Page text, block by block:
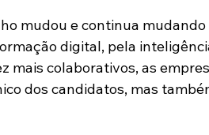
mudou e continua
digital, pela
mais colaborativos, as
dos candidatos, mas